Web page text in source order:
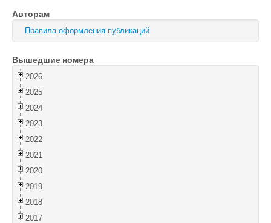
Оптика и спектроскопия
Поиск
Войти
Авторам
Правила оформления публикаций
Вышедшие номера
2026
2025
2024
2023
2022
2021
2020
2019
2018
2017